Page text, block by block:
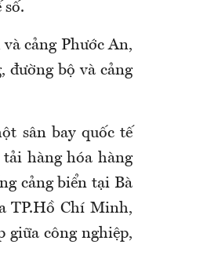
cảng Phước An,
đường bộ và cảng
sân bay quốc tế
hàng hóa hàng
cảng biển tại Bà
TP.Hồ Chí Minh,
công nghiệp,